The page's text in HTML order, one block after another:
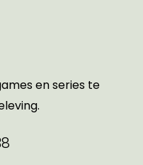
en series te